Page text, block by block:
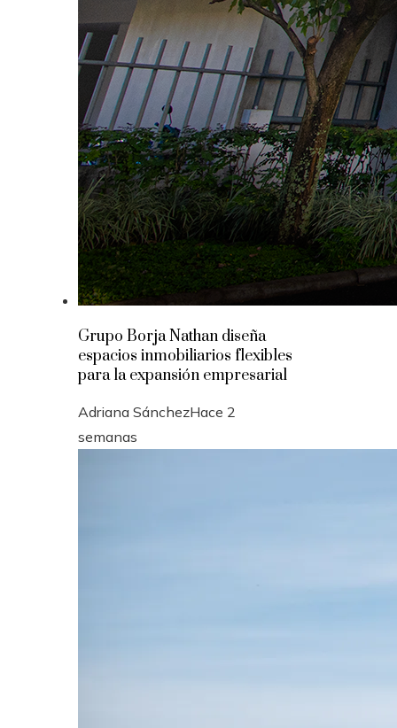
Grupo Borja Nathan diseña
espacios inmobiliarios flexibles
para la expansión empresarial
Adriana SánchezHace 2
semanas